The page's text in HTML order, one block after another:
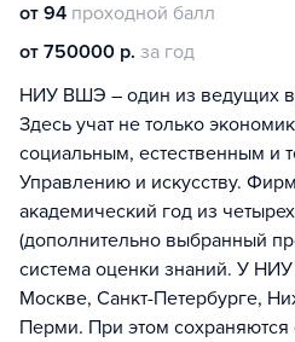
от 94 проходной балл
от 750000 р. за год
НИУ ВШЭ – один из ведущих
Здесь учат не только
социальным, естественным и
Управлению и искусству.
академический год из
(дополнительно выбранный
система оценки знаний. У
Москве, Санкт-Петербурге,
Перми. При этом сохраняются